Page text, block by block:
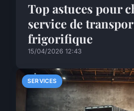
Top astuces pour
service de
frigorifique
15/04/2026 12:43
SERVICES